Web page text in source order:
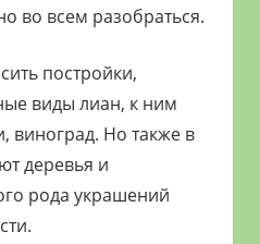
во всем разобраться.
постройки,
виды лиан, к ним
виноград. Но также в
деревья и
рода украшений